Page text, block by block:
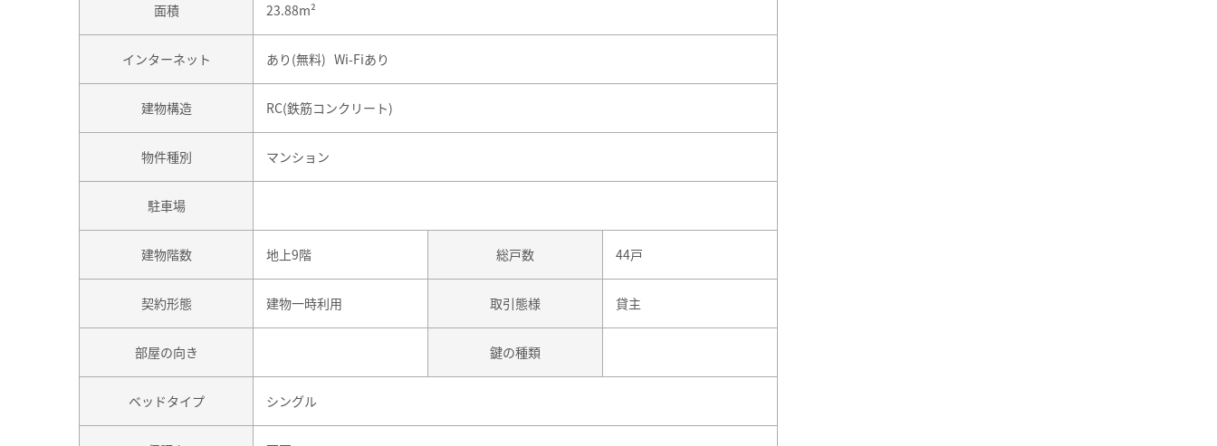
面積 23.88m²
インターネット あり(無料) Wi-Fiあり
建物構造 RC(鉄筋コンクリート)
物件種別 マンション
駐車場
建物階数 地上9階 総戸数 44戸
契約形態 建物一時利用 取引態様 貸主
部屋の向き 鍵の種類
ベッドタイプ シングル